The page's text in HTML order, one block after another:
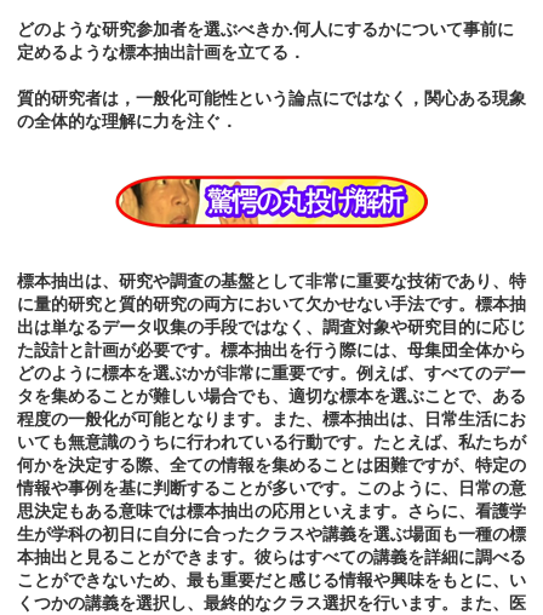
どのような研究参加者を選ぶべきか.何人にするかについて事前に
定めるような標本抽出計画を立てる．
質的研究者は，一般化可能性という論点にではなく，関心ある現象
の全体的な理解に力を注ぐ．
標本抽出は、研究や調査の基盤として非常に重要な技術であり、特
に量的研究と質的研究の両方において欠かせない手法です。標本抽
出は単なるデータ収集の手段ではなく、調査対象や研究目的に応じ
た設計と計画が必要です。標本抽出を行う際には、母集団全体から
どのように標本を選ぶかが非常に重要です。例えば、すべてのデー
タを集めることが難しい場合でも、適切な標本を選ぶことで、ある
程度の一般化が可能となります。また、標本抽出は、日常生活にお
いても無意識のうちに行われている行動です。たとえば、私たちが
何かを決定する際、全ての情報を集めることは困難ですが、特定の
情報や事例を基に判断することが多いです。このように、日常の意
思決定もある意味では標本抽出の応用といえます。さらに、看護学
生が学科の初日に自分に合ったクラスや講義を選ぶ場面も一種の標
本抽出と見ることができます。彼らはすべての講義を詳細に調べる
ことができないため、最も重要だと感じる情報や興味をもとに、い
くつかの講義を選択し、最終的なクラス選択を行います。また、医